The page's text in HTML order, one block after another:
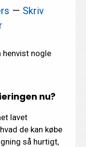
Skriv
henvist nogle
nu?
lavet
de kan købe
så hurtigt,